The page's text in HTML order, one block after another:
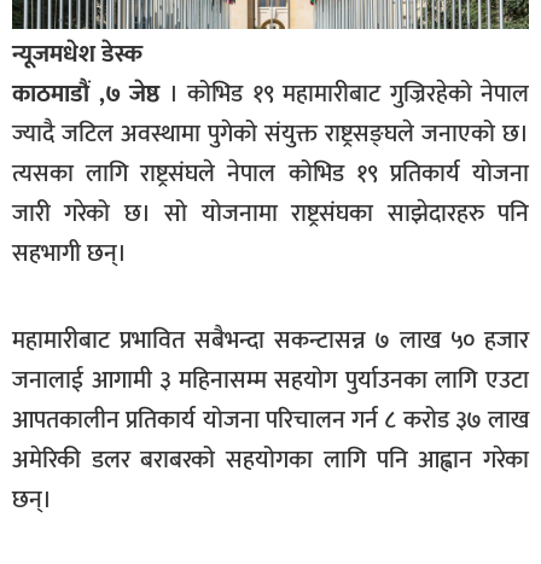
राजनीति
प्रमुख
समाचार
राष्ट्रिय
अन्तराष्ट्रिय
अन्तरबार्ता
खेलकुद
मनोरञ्जन
फोटो
/
भिडियो
न्यूजमधेश डेस्क
काठमाडौं ,७ जेष्ठ। कोभिड १९ महामारीबाट गुज्रिरहेको नेपाल
ज्यादै जटिल अवस्थामा पुगेको संयुक्त राष्ट्रसङ्घले जनाएको छ।
त्यसका लागि राष्ट्रसंघले नेपाल कोभिड १९ प्रतिकार्य योजना
जारी गरेको छ। सो योजनामा राष्ट्रसंघका साझेदारहरु पनि
सहभागी छन्।
महामारीबाट प्रभावित सबैभन्दा सकन्टासन्न ७ लाख ५० हजार
जनालाई आगामी ३ महिनासम्म सहयोग पुर्याउनका लागि एउटा
आपतकालीन प्रतिकार्य योजना परिचालन गर्न ८ करोड ३७ लाख
अमेरिकी डलर बराबरको सहयोगका लागि पनि आह्वान गरेका
छन्।